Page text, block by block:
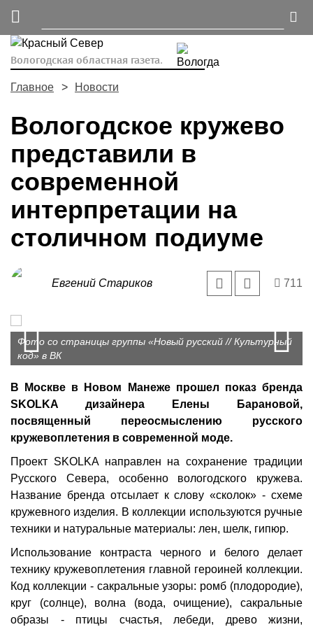
Вологодская областная газета.
Главное Новости
Вологодское кружево
представили в
современной
интерпретации на
столичном подиуме
Евгений Стариков 711
Prev
Фото со страницы группы «Новый русский // Культурный
код» в ВК
В Москве в Новом Манеже прошел показ бренда
SKOLKA дизайнера Елены Барановой,
посвященный переосмыслению русского
кружевоплетения в современной моде.
Проект SKOLKA направлен на сохранение традиции
Русского Севера, особенно вологодского кружева.
Название бренда отсылает к слову «сколок» - схеме
кружевного изделия. В коллекции используются ручные
техники и натуральные материалы: лен, шелк, гипюр.
Использование контраста черного и белого делает
технику кружевоплетения главной героиней коллекции.
Код коллекции - сакральные узоры: ромб (плодородие),
круг (солнце), волна (вода, очищение), сакральные
образы - птицы счастья, лебеди, древо жизни,